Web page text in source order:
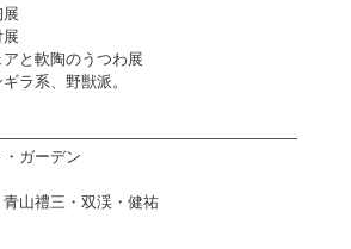
と軟陶のうつわ展
ラ系、野獣派。
ガーデン
山禮三・双渓・健祐